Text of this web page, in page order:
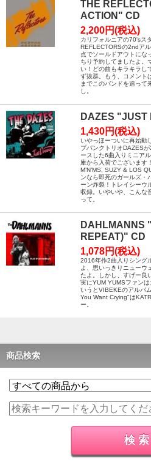
THE
ACTION" CD
2,200円(税込)
カリフォルニアの70'sス
REFLECTORSの2ndア
点でソールドアウトにな
ちり予約してましたよ。
い！どの曲もキラキラし
ず抜群。もう、コメント
までこのバンドを追って
し。
DAZES "JUST
1,430円(税込)
いやっほーついに再始動
プパンクトリオDAZES
ースした6曲入りミニア
庫から入荷でございます
M’N’MS, SUZY & LOS
ンなら即死のガールズ・
ーン炸裂！トレイシーウ
収録。いやいや、こんな
って。
DAHLMANNS
REPEAT)" CD
1,078円(税込)
2016年作2曲入りシング
よ、思いっきりニューウ
たよ。しかし、すげー良
実にYUM YUMSファン
いうとVIBEKEのアルバ
You Want Crying"は
ー。
商品検索